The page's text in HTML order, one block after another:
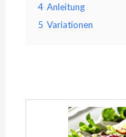
4 Anleitung
5 Variationen
Minuten